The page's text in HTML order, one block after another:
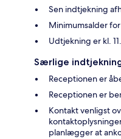
Sen indtjekning
Minimumsalder
Udtjekning er kl.
Særlige
Receptionen er
Receptionen er
Kontakt venligst
planlægger at